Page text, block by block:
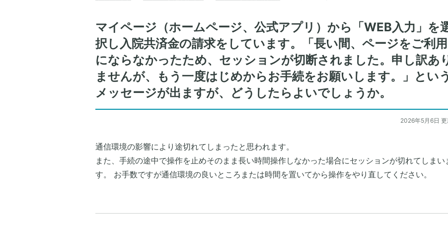
マイページ（ホームページ、公式アプリ）から「WEB入力」を
択し入院共済金の請求をしています。「長い間、ページをご利用
にならなかったため、セッションが切断されました。申し訳あ
ませんが、もう一度はじめからお手続をお願いします。」という
メッセージが出ますが、どうしたらよいでしょうか。
2026年5月6日
通信環境の影響により途切れてしまったと思われます。
また、手続の途中で操作を止めそのまま長い時間操作しなかった場合にセッションが切れてしまい
す。 お手数ですが通信環境の良いところまたは時間を置いてから操作をやり直してください。